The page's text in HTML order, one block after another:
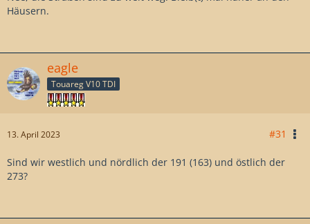
Häusern.
eagle
Touareg V10 TDI
13. April 2023 #31
Sind wir westlich und nördlich der 191 (163) und östlich der
273?